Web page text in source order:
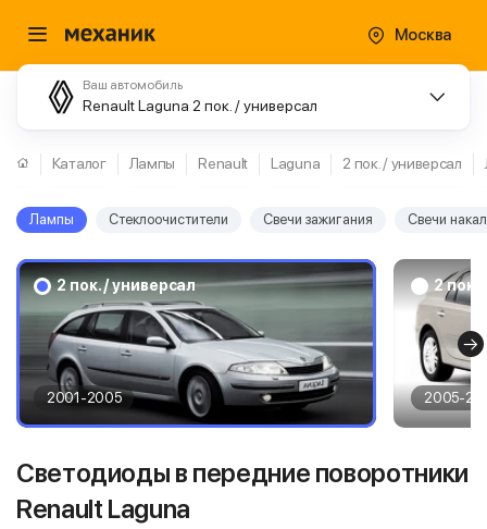
Москва
Ваш автомобиль
Renault Laguna 2 пок. / универсал
Каталог Лампы Renault Laguna 2 пок. / универсал
Лампы Стеклоочистители Свечи зажигания Свечи
2 пок. / универсал
2001-2005
2 пок.
2005-
Светодиоды в передние поворотники
Renault Laguna